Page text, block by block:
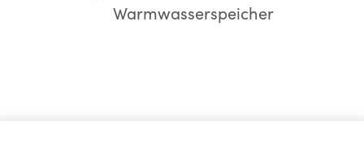
Warmwasserspeicher